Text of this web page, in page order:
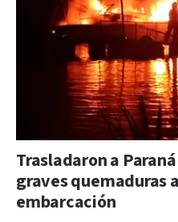
Trasladaron a
graves quemaduras
embarcación